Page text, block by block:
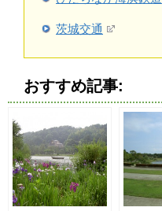
茨城交通
おすすめ記事: